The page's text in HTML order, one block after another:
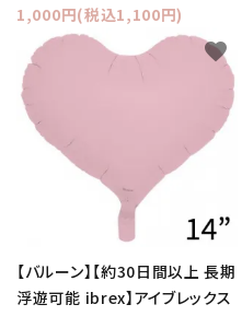
1,000円(税込1,100円)
【バルーン】【約30日間以上 長期
浮遊可能 ibrex】アイブレックス
favorite